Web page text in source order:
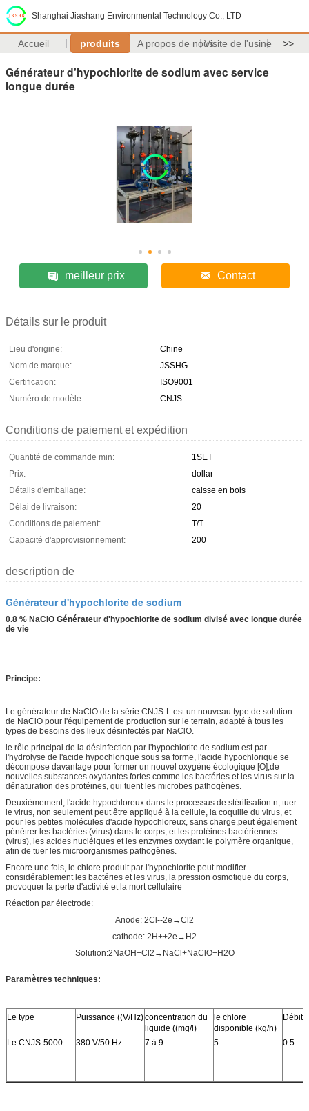
Shanghai Jiashang Environmental Technology Co., LTD
Accueil produits A propos de nousVisite de l'usine >>
Générateur d'hypochlorite de sodium avec service
longue durée
meilleur prix Contact
Détails sur le produit
Lieu d'origine:
Chine
Nom de marque:
JSSHG
Certification:
ISO9001
Numéro de modèle:
CNJS
Conditions de paiement et expédition
Quantité de commande min:
1SET
Prix:
dollar
Détails d'emballage:
caisse en bois
Délai de livraison:
20
Conditions de paiement:
T/T
Capacité d'approvisionnement:
200
description de
Générateur d'hypochlorite de sodium
0.8 % NaCIO Générateur d'hypochlorite de sodium divisé avec longue durée
de vie
Principe:
Le générateur de NaClO de la série CNJS-L est un nouveau type de solution
de NaClO pour l'équipement de production sur le terrain, adapté à tous les
types de besoins des lieux désinfectés par NaClO.
le rôle principal de la désinfection par l'hypochlorite de sodium est par
l'hydrolyse de l'acide hypochlorique sous sa forme, l'acide hypochlorique se
décompose davantage pour former un nouvel oxygène écologique [O],de
nouvelles substances oxydantes fortes comme les bactéries et les virus sur la
dénaturation des protéines, qui tuent les microbes pathogènes.
Deuxièmement, l'acide hypochloreux dans le processus de stérilisation n, tuer
le virus, non seulement peut être appliqué à la cellule, la coquille du virus, et
pour les petites molécules d'acide hypochloreux, sans charge,peut également
pénétrer les bactéries (virus) dans le corps, et les protéines bactériennes
(virus), les acides nucléiques et les enzymes oxydant le polymère organique,
afin de tuer les microorganismes pathogènes.
Encore une fois, le chlore produit par l'hypochlorite peut modifier
considérablement les bactéries et les virus, la pression osmotique du corps,
provoquer la perte d'activité et la mort cellulaire
Réaction par électrode:
Anode: 2Cl--2e→Cl2
cathode: 2H++2e→H2
Solution:2NaOH+Cl2→NaCl+NaClO+H2O
Paramètres techniques:
Le type Puissance ((V/Hz)concentration du
liquide ((mg/l)
le chlore
disponible (kg/h)
Débit
Le CNJS-5000 380 V/50 Hz 7 à 9 5 0.5